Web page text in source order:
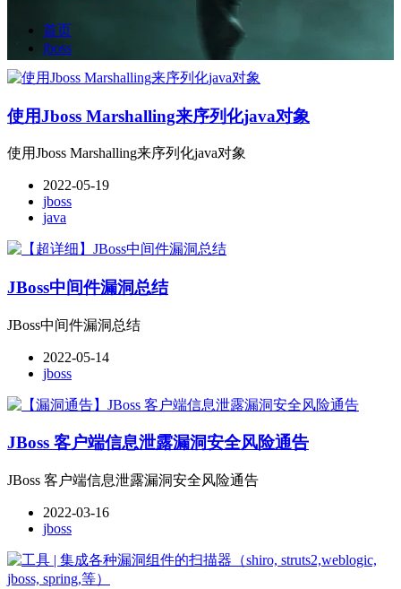
首页
jboss
使用Jboss Marshalling来序列化java对象
使用Jboss Marshalling来序列化java对象
2022-05-19
jboss
java
JBoss中间件漏洞总结
JBoss中间件漏洞总结
2022-05-14
jboss
JBoss 客户端信息泄露漏洞安全风险通告
JBoss 客户端信息泄露漏洞安全风险通告
2022-03-16
jboss